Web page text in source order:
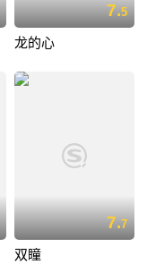
7.5
龙的心
7.7
双瞳